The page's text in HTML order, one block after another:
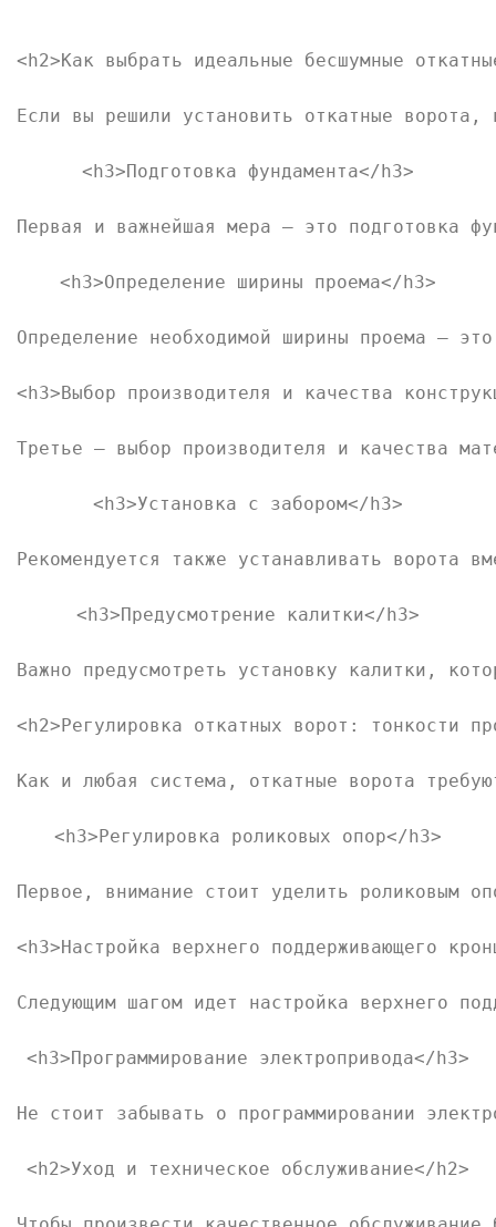
<h2>Как выбрать идеальные бесшумные
Если вы решили установить откатные
<h3>Подготовка фундамента</h3>
Первая и важнейшая мера — это подготовка
<h3>Определение ширины проема</h3>
Определение необходимой ширины проема —
<h3>Выбор производителя и качества
Третье — выбор производителя и качества
<h3>Установка с забором</h3>
Рекомендуется также устанавливать ворота
<h3>Предусмотрение калитки</h3>
Важно предусмотреть установку калитки,
<h2>Регулировка откатных ворот: тонкости
Как и любая система, откатные ворота
<h3>Регулировка роликовых опор</h3>
Первое, внимание стоит уделить роликовым
<h3>Настройка верхнего поддерживающего
Следующим шагом идет настройка верхнего
<h3>Программирование электропривода</h3>
Не стоит забывать о программировании
<h2>Уход и техническое обслуживание</h2>